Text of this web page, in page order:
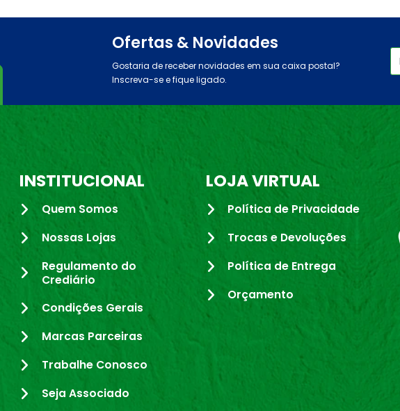
Ofertas & Novidades
Gostaria de receber novidades em sua caixa postal?
Inscreva-se e fique ligado.
INSTITUCIONAL
Quem Somos
Nossas Lojas
Regulamento do
Crediário
Condições Gerais
Marcas Parceiras
Trabalhe Conosco
Seja Associado
LOJA VIRTUAL
Política de Privacidade
Trocas e Devoluções
Política de Entrega
Orçamento